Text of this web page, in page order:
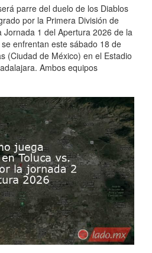
parre del duelo de los Diablos
por la Primera División de
Jornada 1 del Apertura 2026 de la
enfrentan este sábado 18 de
(Ciudad de México) en el Estadio
Ambos equipos